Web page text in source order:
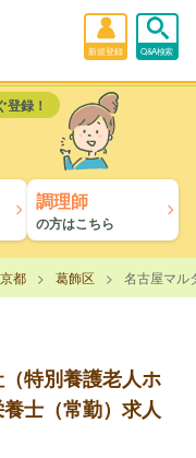
新規登録 Q&A検索
録！
調理師
の方はこちら
都 葛飾区 名古屋マル
特別養護老人ホ
士（常勤）求人